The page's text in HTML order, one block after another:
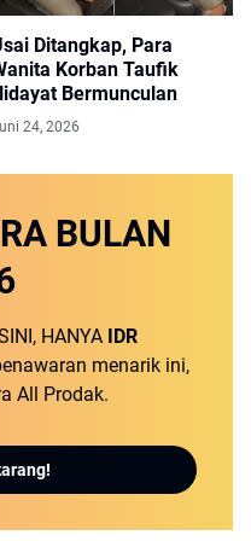
Ditangkap, Para
Korban Taufik
Bermunculan
24, 2026
BULAN
HANYA
IDR
menarik ini,
All Prodak.